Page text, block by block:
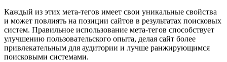
Каждый из этих мета-тегов имеет свои уникальные свойства
и может повлиять на позиции сайтов в результатах поисковых
систем. Правильное использование мета-тегов способствует
улучшению пользовательского опыта, делая сайт более
привлекательным для аудитории и лучше ранжирующимся
поисковыми системами.